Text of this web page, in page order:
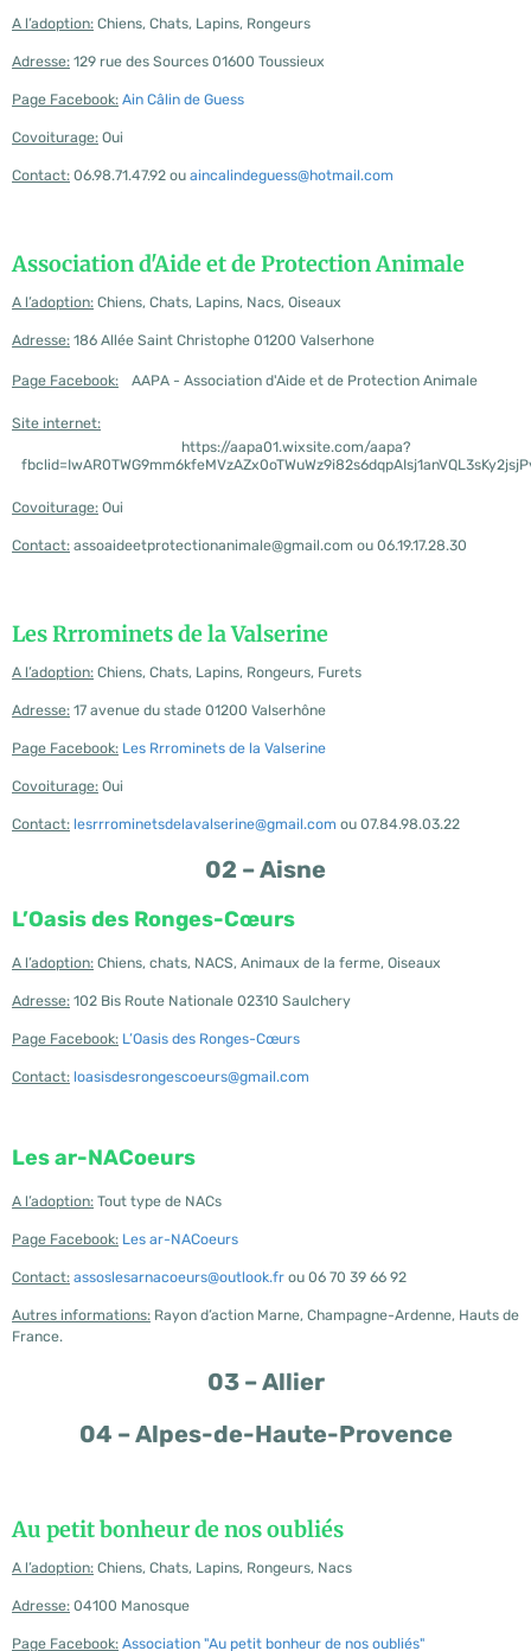
A l’adoption: Chiens, Chats, Lapins, Rongeurs
Adresse: 129 rue des Sources 01600 Toussieux
Page Facebook: Ain Câlin de Guess
Covoiturage: Oui
Contact: 06.98.71.47.92 ou aincalindeguess@hotmail.com
Association d'Aide et de Protection Animale
A l’adoption: Chiens, Chats, Lapins, Nacs, Oiseaux
Adresse: 186 Allée Saint Christophe 01200 Valserhone
Page Facebook: AAPA - Association d'Aide et de Protection Animale
Site internet:
https://aapa01.wixsite.com/aapa?
Covoiturage: Oui
Contact: assoaideetprotectionanimale@gmail.com ou 06.19.17.28.30
Les Rrrominets de la Valserine
A l’adoption: Chiens, Chats, Lapins, Rongeurs, Furets
Adresse: 17 avenue du stade 01200 Valserhône
Page Facebook: Les Rrrominets de la Valserine
Covoiturage: Oui
Contact: lesrrrominetsdelavalserine@gmail.com ou 07.84.98.03.22
02 – Aisne
L’Oasis des Ronges-Cœurs
A l’adoption: Chiens, chats, NACS, Animaux de la ferme, Oiseaux
Adresse: 102 Bis Route Nationale 02310 Saulchery
Page Facebook: L’Oasis des Ronges-Cœurs
Contact: loasisdesrongescoeurs@gmail.com
Les ar-NACoeurs
A l’adoption: Tout type de NACs
Page Facebook: Les ar-NACoeurs
Contact: assoslesarnacoeurs@outlook.fr ou 06 70 39 66 92
Autres informations: Rayon d’action Marne, Champagne-Ardenne, Hauts de
France.
03 – Allier
04 – Alpes-de-Haute-Provence
Au petit bonheur de nos oubliés
A l’adoption: Chiens, Chats, Lapins, Rongeurs, Nacs
Adresse: 04100 Manosque
Page Facebook: Association "Au petit bonheur de nos oubliés"